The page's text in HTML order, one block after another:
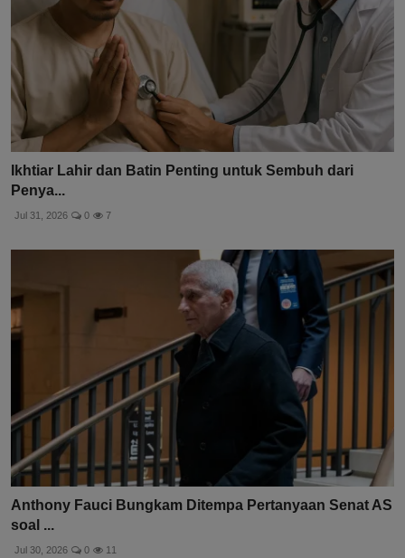
Ikhtiar Lahir dan Batin Penting untuk Sembuh dari
Penya...
Jul 31, 2026 0 7
Anthony Fauci Bungkam Ditempa Pertanyaan Senat AS
soal ...
Jul 30, 2026 0 11